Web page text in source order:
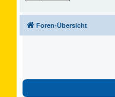
Foren-Übersicht